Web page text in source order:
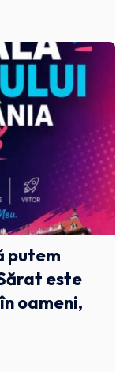
putem
este
oameni,